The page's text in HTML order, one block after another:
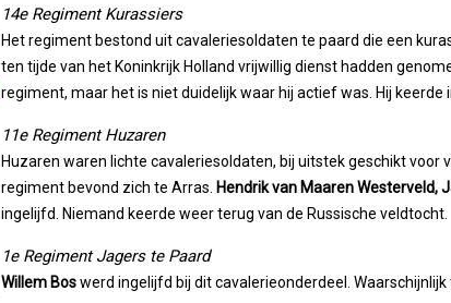
14e Regiment Kurassiers
Het regiment bestond uit cavaleriesoldaten te paard die een
ten tijde van het Koninkrijk Holland vrijwillig dienst hadden
regiment, maar het is niet duidelijk waar hij actief was. Hij keerde
11e Regiment Huzaren
Huzaren waren lichte cavaleriesoldaten, bij uitstek geschikt
regiment bevond zich te Arras. Hendrik van Maaren Westerveld,
ingelijfd. Niemand keerde weer terug van de Russische veldtocht.
1e Regiment Jagers te Paard
Willem Boswerd ingelijfd bij dit cavalerieonderdeel.